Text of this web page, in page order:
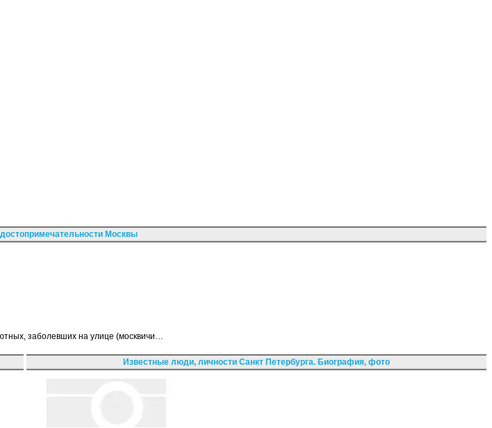
Москвы
заболевших на улице (москвичи…
Известные люди, личности Санкт Петербурга. Биография, фото